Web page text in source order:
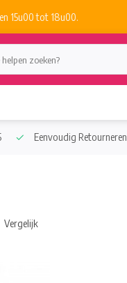
15u00 tot 18u00.
Eenvoudig Retourneren
Vergelijk